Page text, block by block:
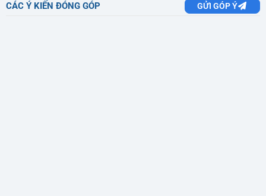
CÁC Ý KIẾN ĐÓNG GÓP GỬI GÓP Ý